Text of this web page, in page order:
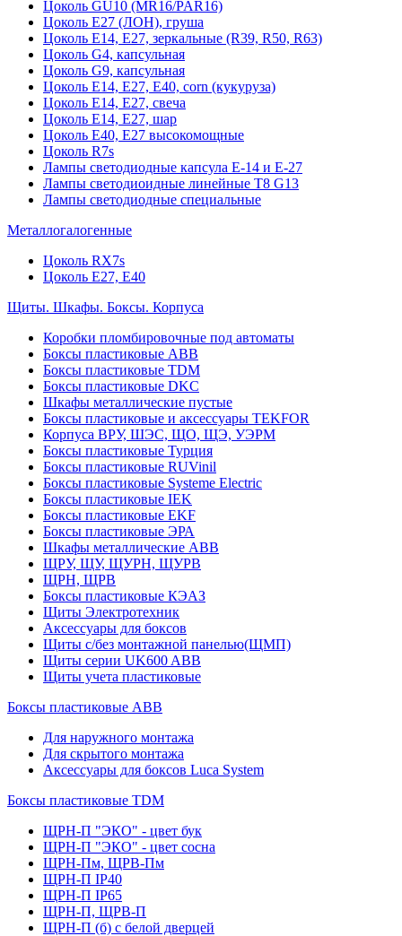
Цоколь GU10 (MR16/PAR16)
Цоколь Е27 (ЛОН), груша
Цоколь Е14, Е27, зеркальные (R39, R50, R63)
Цоколь G4, капсульная
Цоколь G9, капсульная
Цоколь Е14, Е27, Е40, corn (кукуруза)
Цоколь Е14, Е27, свеча
Цоколь Е14, Е27, шар
Цоколь Е40, Е27 высокомощные
Цоколь R7s
Лампы светодиодные капсула Е-14 и Е-27
Лампы светодиоидные линейные T8 G13
Лампы светодиодные специальные
Металлогалогенные
Цоколь RX7s
Цоколь Е27, E40
Щиты. Шкафы. Боксы. Корпуса
Коробки пломбировочные под автоматы
Боксы пластиковые ABB
Боксы пластиковые TDM
Боксы пластиковые DKC
Шкафы металлические пустые
Боксы пластиковые и аксессуары TEKFOR
Корпуса ВРУ, ШЭС, ЩО, ЩЭ, УЭРМ
Боксы пластиковые Турция
Боксы пластиковые RUVinil
Боксы пластиковые Systeme Electric
Боксы пластиковые IEK
Боксы пластиковые EKF
Боксы пластиковые ЭРА
Шкафы металлические ABB
ЩРУ, ЩУ, ЩУРН, ЩУРВ
ЩРН, ЩРВ
Боксы пластиковые КЭАЗ
Щиты Электротехник
Аксессуары для боксов
Щиты с/без монтажной панелью(ЩМП)
Щиты серии UK600 ABB
Щиты учета пластиковые
Боксы пластиковые ABB
Для наружного монтажа
Для скрытого монтажа
Аксессуары для боксов Luca System
Боксы пластиковые TDM
ЩРН-П "ЭКО" - цвет бук
ЩРН-П "ЭКО" - цвет сосна
ЩРН-Пм, ЩРВ-Пм
ЩРН-П IP40
ЩРН-П IP65
ЩРН-П, ЩРВ-П
ЩРН-П (б) с белой дверцей